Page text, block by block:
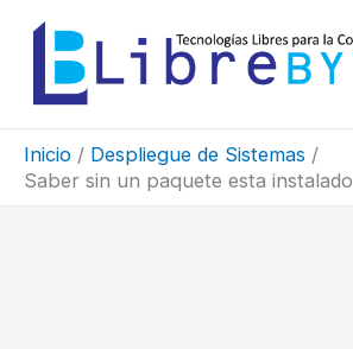
contenido
Inicio
Despliegue de Sistemas
Saber sin un paquete esta instalado